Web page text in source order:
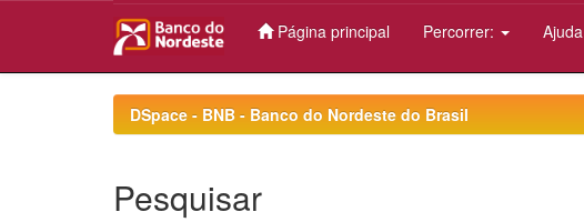
Página principal Percorrer: Ajuda
DSpace - BNB - Banco do Nordeste do Brasil
Pesquisar